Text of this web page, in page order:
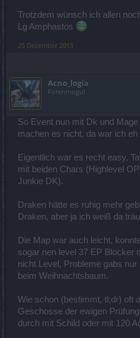
Trotzdem wünsch ich allen
Lg Amphastos
25 Dezember 2013
Acno_logia
Forenmogul
So Event nun mit Dk und
machen es nicht, da war ich
Eigentlich war es recht easy,
mit beiden Chars (Highlevel
Junkie DK).
Draken hätte es ruhig mehr
Draken, aber ja ich weiß da
Die Map war auch leicht,
sogar nen level 37 EP Blocker
nicht Level, Probleme gabs nur
beim Weihnachtsbaum.
Wie schon (bestimmt, tl;dr) oft
Geschosse der ewigen
durch mit Schild oder mit 120